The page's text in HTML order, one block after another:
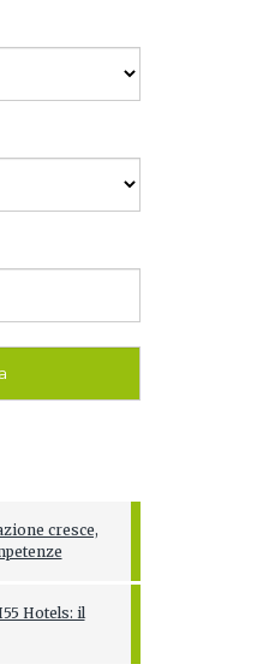
cresce,
Hotels: il